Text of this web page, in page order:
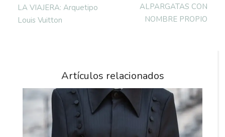
LA VIAJERA: Arquetipo
Louis Vuitton
ALPARGATAS CON
NOMBRE PROPIO
Artículos relacionados